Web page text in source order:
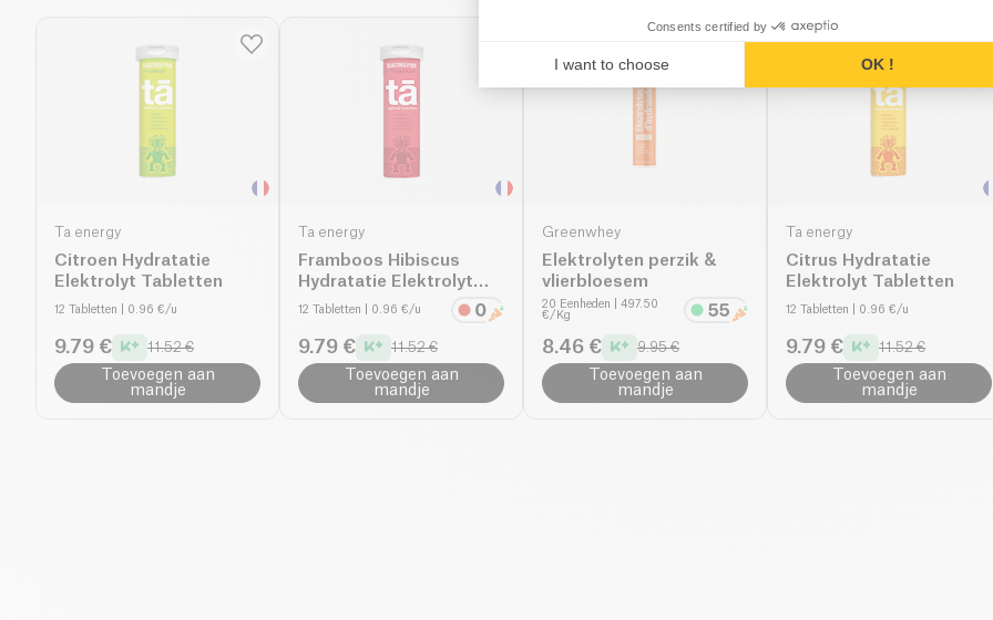
Ta energy
Citroen Hydratatie
Elektrolyt Tabletten
12 Tabletten | 0.96 €/u
9.79 € 11.52 €
Toevoegen aan
mandje
Ta energy
Framboos Hibiscus
Hydratatie Elektrolyt
Tabletten
12 Tabletten | 0.96 €/u
9.79 € 11.52 €
Toevoegen aan
mandje
Greenwhey
Elektrolyten perzik &
vlierbloesem
20 Eenheden
| 497.50
€/Kg
8.46 € 9.95 €
Toevoegen aan
mandje
Ta energy
Citrus Hydratatie
Elektrolyt Tabletten
12 Tabletten | 0.96 €/u
9.79 € 11.52 €
Toevoegen aan
mandje
Consents certified by
I want to choose OK !